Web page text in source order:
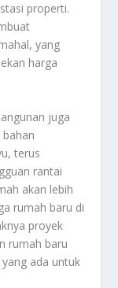
properti.
yang
harga
juga
terus
rantai
akan lebih
rumah baru di
proyek
rumah baru
ada untuk